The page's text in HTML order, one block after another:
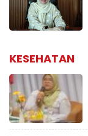
KESEHATAN